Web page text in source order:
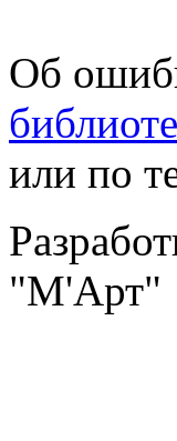
Об
или по
"М'Арт"